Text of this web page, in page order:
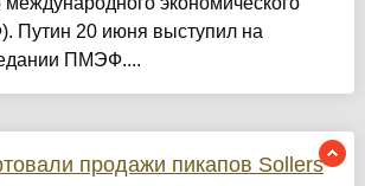
20 июня выступил на
ПМЭФ....
продажи пикапов Sollers